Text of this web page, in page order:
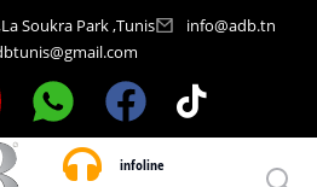
Soukra Park ,Tunis
info@adb.tn
infoline